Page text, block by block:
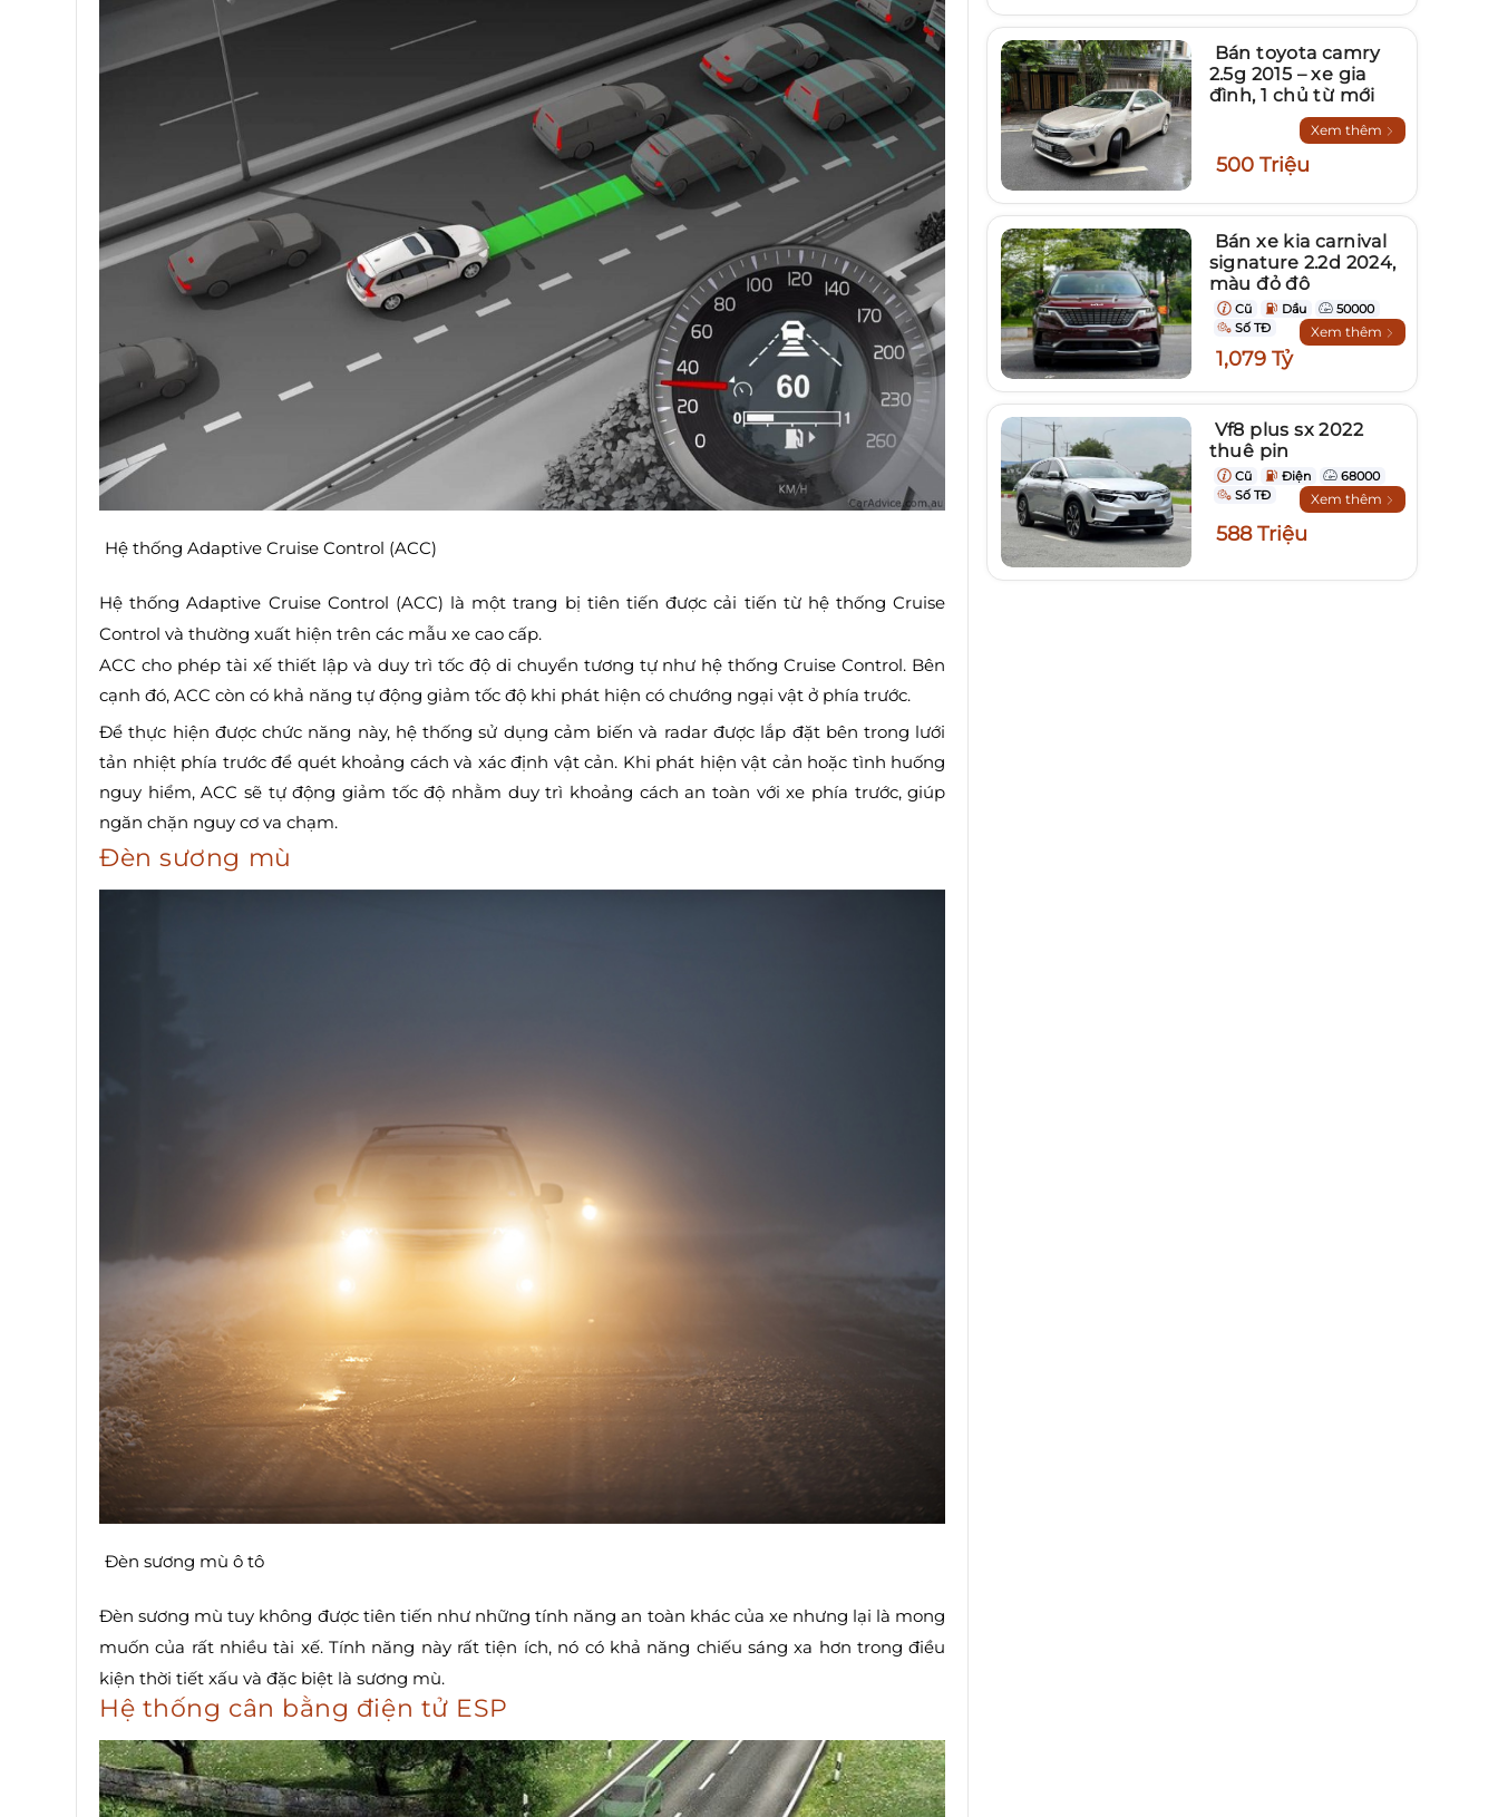
Hệ thống Adaptive Cruise Control (ACC)
Hệ thống Adaptive Cruise Control (ACC) là một trang bị tiên tiến được cải tiến từ hệ thống Cruise
Control và thường xuất hiện trên các mẫu xe cao cấp.
ACC cho phép tài xế thiết lập và duy trì tốc độ di chuyển tương tự như hệ thống Cruise Control. Bên
cạnh đó, ACC còn có khả năng tự động giảm tốc độ khi phát hiện có chướng ngại vật ở phía trước.
Để thực hiện được chức năng này, hệ thống sử dụng cảm biến và radar được lắp đặt bên trong lưới
tản nhiệt phía trước để quét khoảng cách và xác định vật cản. Khi phát hiện vật cản hoặc tình huống
nguy hiểm, ACC sẽ tự động giảm tốc độ nhằm duy trì khoảng cách an toàn với xe phía trước, giúp
ngăn chặn nguy cơ va chạm.
Đèn sương mù
Đèn sương mù ô tô
Đèn sương mù tuy không được tiên tiến như những tính năng an toàn khác của xe nhưng lại là mong
muốn của rất nhiều tài xế. Tính năng này rất tiện ích, nó có khả năng chiếu sáng xa hơn trong điều
kiện thời tiết xấu và đặc biệt là sương mù.
Hệ thống cân bằng điện tử ESP
Bán toyota camry
2.5g 2015 – xe gia
đình, 1 chủ từ mới
Xem thêm
500 Triệu
Bán xe kia carnival
signature 2.2d 2024,
màu đỏ đô
Cũ Dầu
50000
Số TĐ
Xem thêm
1,079 Tỷ
Vf8 plus sx 2022
thuê pin
Cũ Điện
68000
Số TĐ
Xem thêm
588 Triệu